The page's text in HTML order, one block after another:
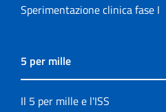
Sperimentazione clinica fase I
5 per mille
Il 5 per mille e l'ISS